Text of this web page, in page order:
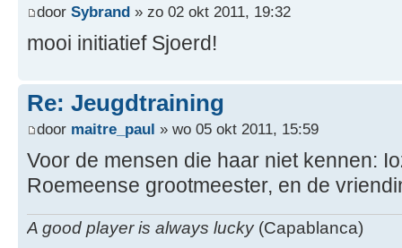
door Sybrand » zo 02 okt 2011, 19:32
mooi initiatief Sjoerd!
Re: Jeugdtraining
door maitre_paul » wo 05 okt 2011, 15:59
Voor de mensen die haar niet kennen:
Roemeense grootmeester, en de
A good player is always lucky(Capablanca)